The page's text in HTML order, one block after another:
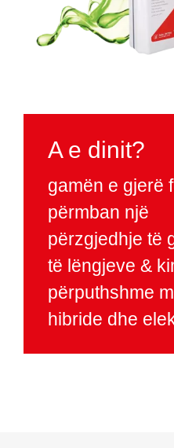
A e dinit?
gamën e gjerë
përmban një
përzgjedhje të
të lëngjeve &
përputhshme
hibride dhe